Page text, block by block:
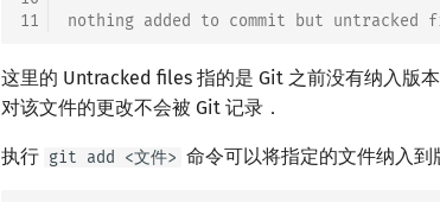
11
nothing added to commit but
这里的 Untracked files 指的是 Git 之前没有纳入版
对该文件的更改不会被 Git 记录．
执行 git add <文件> 命令可以将指定的文件纳入到